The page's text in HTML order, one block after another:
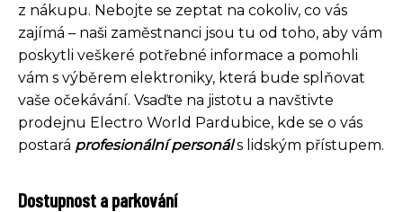
z nákupu. Nebojte se zeptat na cokoliv, co vás
zajímá – naši zaměstnanci jsou tu od toho, aby vám
poskytli veškeré potřebné informace a pomohli
vám s výběrem elektroniky, která bude splňovat
vaše očekávání. Vsaďte na jistotu a navštivte
prodejnu Electro World Pardubice, kde se o vás
postará profesionální personáls lidským přístupem.
Dostupnost a parkování